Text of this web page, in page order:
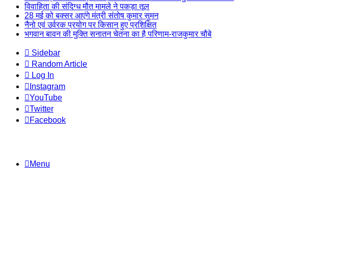
विवाहिता की संदिग्ध मौत मामले ने पकड़ा तूल
​28 मई को बक्सर आएंगे मंत्री संतोष कुमार सुमन
नैनो एवं उर्वरक प्रयोग पर किसान हुए प्रशिक्षित
भगवान बावन की मुक्ति सनातन चेतना का है परिणाम-राजकुमार चौबे
Sidebar
Random Article
Log In
Instagram
YouTube
Twitter
Facebook
Menu